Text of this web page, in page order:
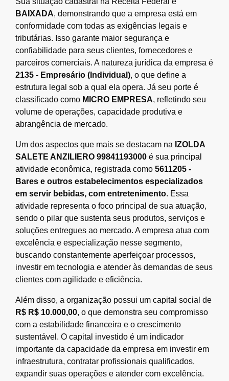
BAIXADA, demonstrando que a empresa está em
conformidade com todas as exigências legais e
tributárias. Isso garante maior segurança e
confiabilidade para seus clientes, fornecedores e
parceiros comerciais. A natureza jurídica da empresa é
2135 - Empresário (Individual), o que define a
estrutura legal sob a qual ela opera. Já seu porte é
classificado como MICRO EMPRESA, refletindo seu
volume de operações, capacidade produtiva e
abrangência de mercado.
Um dos aspectos que mais se destacam na IZOLDA
SALETE ANZILIERO 99841193000 é sua principal
atividade econômica, registrada como 5611205 -
Bares e outros estabelecimentos especializados
em servir bebidas, com entretenimento. Essa
atividade representa o foco principal de sua atuação,
sendo o pilar que sustenta seus produtos, serviços e
soluções entregues ao mercado. A empresa atua com
excelência e especialização nesse segmento,
buscando constantemente aperfeiçoar processos,
investir em tecnologia e atender às demandas de seus
clientes com agilidade e eficiência.
Além disso, a organização possui um capital social de
R$ R$ 10.000,00, o que demonstra seu compromisso
com a estabilidade financeira e o crescimento
sustentável. O capital investido é um indicador
importante da capacidade da empresa em investir em
infraestrutura, contratar profissionais qualificados,
expandir suas operações e atender com excelência.